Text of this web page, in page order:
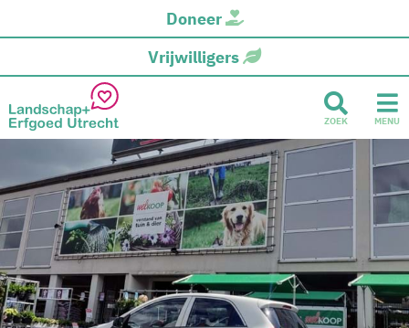
Doneer
Vrijwilligers
ZOEK MENU